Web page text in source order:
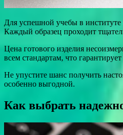
Для успешной учебы в
Каждый образец проходит
Цена готового изделия
всем стандартам, что
Не упустите шанс получить
особенно выгодной.
Как выбрать